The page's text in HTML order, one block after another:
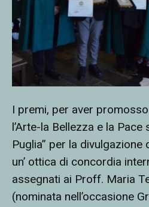
I premi, per aver
l’Arte-la Bellezza e la
Puglia” per la divulgazione
un’ ottica di concordia
assegnati ai Proff. Maria
(nominata nell’occasione